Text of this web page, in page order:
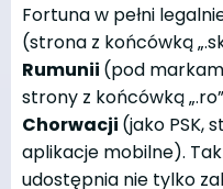
Fortuna w pełni
(strona z końcówką
Rumunii (pod
strony z końcówką
Chorwacji (jako PSK,
aplikacje mobilne).
udostępnia nie tylko